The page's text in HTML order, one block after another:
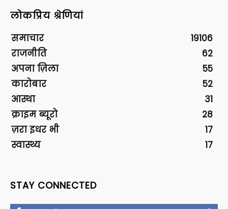
लोकप्रिय श्रेणियां
समाचार
19106
राजनीति
62
अपना ज़िला
55
कारोबार
52
आस्था
31
क्राइम ब्यूरो
28
ज़रा इधर भी
17
स्वास्थ्य
17
STAY CONNECTED